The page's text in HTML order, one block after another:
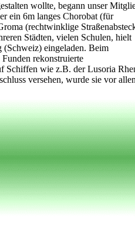
wollte, begann unser
ein 6m langes Chorobat (für
(rechtwinklige
Städten, vielen Schulen, hielt
(Schweiz) eingeladen. Beim
rekonstruierte
Schiffen wie z.B. der Lusoria
versehen, wurde sie vor